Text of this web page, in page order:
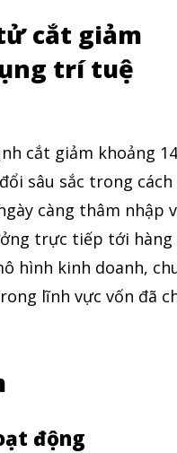
cắt giảm
trí tuệ
cắt giảm khoảng
sâu sắc trong cách
càng thâm nhập
trực tiếp tới hàng
hình kinh doanh,
lĩnh vực vốn đã
động